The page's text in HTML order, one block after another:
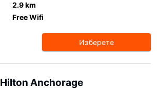
2.9 km
Free Wifi
Изберете
Hilton Anchorage